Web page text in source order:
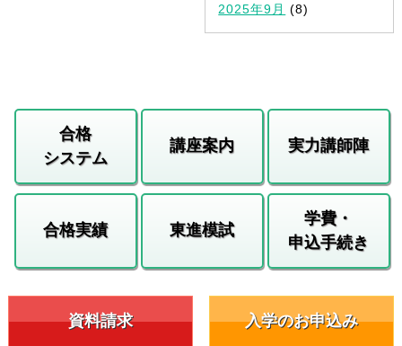
2025年9月 (8)
合格
システム
講座案内 実力講師陣
合格実績 東進模試
学費・
申込手続き
資料請求 入学のお申込み